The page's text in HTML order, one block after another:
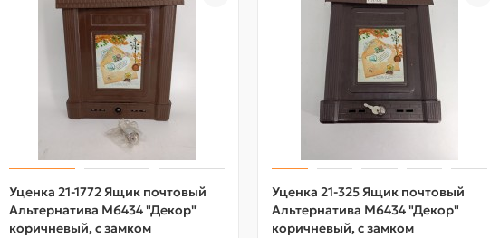
Уценка 21-1772 Ящик почтовый
Альтернатива М6434 "Декор"
коричневый, с замком
Уценка 21-325 Ящик почтовый
Альтернатива М6434 "Декор"
коричневый, с замком